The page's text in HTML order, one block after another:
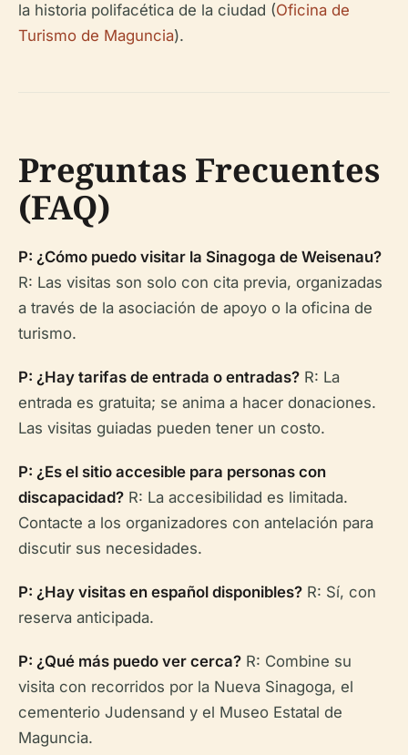
la historia polifacética de la ciudad (Oficina de
Turismo de Maguncia).
Preguntas Frecuentes
(FAQ)
P: ¿Cómo puedo visitar la Sinagoga de Weisenau?
R: Las visitas son solo con cita previa, organizadas
a través de la asociación de apoyo o la oficina de
turismo.
P: ¿Hay tarifas de entrada o entradas? R: La
entrada es gratuita; se anima a hacer donaciones.
Las visitas guiadas pueden tener un costo.
P: ¿Es el sitio accesible para personas con
discapacidad? R: La accesibilidad es limitada.
Contacte a los organizadores con antelación para
discutir sus necesidades.
P: ¿Hay visitas en español disponibles? R: Sí, con
reserva anticipada.
P: ¿Qué más puedo ver cerca? R: Combine su
visita con recorridos por la Nueva Sinagoga, el
cementerio Judensand y el Museo Estatal de
Maguncia.